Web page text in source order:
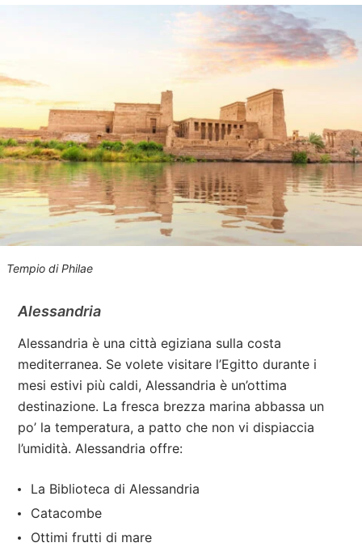
Tempio di Philae
Alessandria
Alessandria è una città egiziana sulla costa
mediterranea. Se volete visitare l’Egitto durante i
mesi estivi più caldi, Alessandria è un’ottima
destinazione. La fresca brezza marina abbassa un
po’ la temperatura, a patto che non vi dispiaccia
l’umidità. Alessandria offre:
La Biblioteca di Alessandria
Catacombe
Ottimi frutti di mare